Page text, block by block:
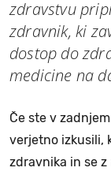
zdravstvu
zdravnik, ki
dostop do
medicine na
Če ste v
verjetno izkusili,
zdravnika in se